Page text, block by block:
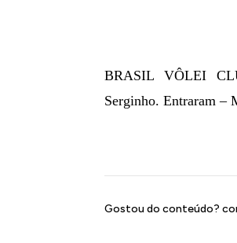
BRASIL VÔLEI
Serginho. Entraram –
Gostou do conteúdo?